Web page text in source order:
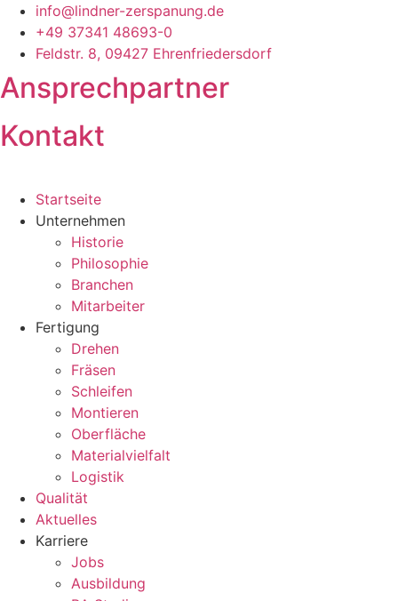
Zum
Inhalt
springen
info@lindner-zerspanung.de
+49 37341 48693-0
Feldstr. 8, 09427 Ehrenfriedersdorf
Ansprechpartner
Kontakt
Startseite
Unternehmen
Historie
Philosophie
Branchen
Mitarbeiter
Fertigung
Drehen
Fräsen
Schleifen
Montieren
Oberfläche
Materialvielfalt
Logistik
Qualität
Aktuelles
Karriere
Jobs
Ausbildung